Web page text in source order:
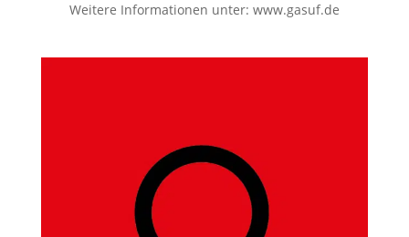
Weitere Informationen unter: www.gasuf.de